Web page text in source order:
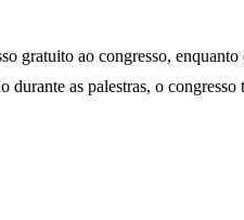
gratuito ao congresso,
as palestras, o